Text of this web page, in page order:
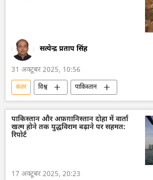
सत्येन्द्र प्रताप सिंह
31 अक्टूबर 2025, 10:56
कतर विश्व
पाकिस्तान
पाकिस्तानी नागरिक
अफगानिस्तान
तुर्की
सीमा विवाद
रक्षा मंत्रालय (MoD)
शांति संधि
विश्व शांति
पाकिस्तान और अफ़ग़ानिस्तान दोहा में वार्ता
खत्म होने तक युद्धविराम बढ़ाने पर सहमत:
रिपोर्ट
17 अक्टूबर 2025, 20:23